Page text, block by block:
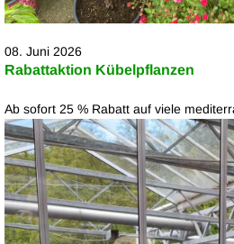
08. Juni 2026
Rabattaktion Kübelpflanzen
Ab sofort 25 % Rabatt auf viele